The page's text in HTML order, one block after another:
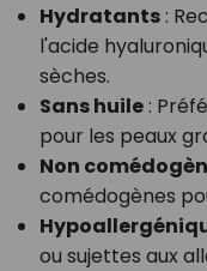
Hydratants:
l'acide
sèches.
Sans huile:
pour les peaux
Non
comédogènes
ou sujettes aux